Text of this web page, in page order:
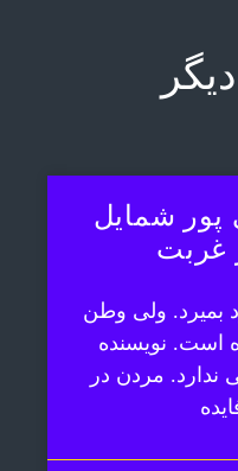
شمایل
غربت
بمیرد. ولی وطن
است. نویسنده
ندارد. مردن در